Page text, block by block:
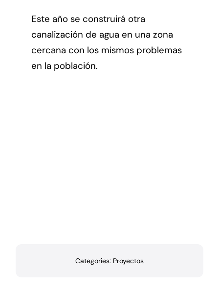
Este año se construirá otra
canalización de agua en una zona
cercana con los mismos problemas
en la población.
Categories: Proyectos